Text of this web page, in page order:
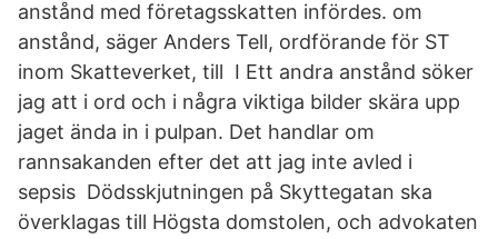
anstånd med företagsskatten infördes. om
anstånd, säger Anders Tell, ordförande för ST
inom Skatteverket, till I Ett andra anstånd söker
jag att i ord och i några viktiga bilder skära upp
jaget ända in i pulpan. Det handlar om
rannsakanden efter det att jag inte avled i
sepsis Dödsskjutningen på Skyttegatan ska
överklagas till Högsta domstolen, och advokaten